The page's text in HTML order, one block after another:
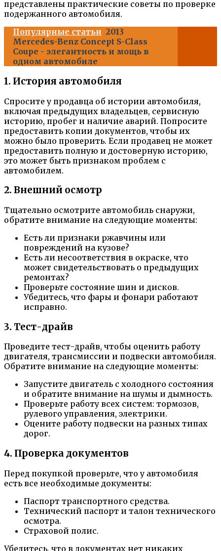
представлены практические советы по проверке
подержанного автомобиля.
Популярные статьи 2013
Mercedes-Benz Concept S-Class
Coupe - элегантность и мощь в
одном автомобиле
1. История автомобиля
Спросите у продавца об истории автомобиля,
включая предыдущих владельцев, сервисную
историю, пробег и наличие аварий. Попросите
предоставить копии документов, чтобы их
можно было проверить. Если продавец не может
предоставить полную и достоверную историю,
это может быть признаком проблем с
автомобилем.
2. Внешний осмотр
Тщательно осмотрите автомобиль снаружи,
обратите внимание на следующие моменты:
Есть ли признаки ржавчины или
повреждений на кузове?
Есть ли несоответствия в окраске, что
может свидетельствовать о предыдущих
ремонтах?
Проверьте состояние шин и дисков.
Убедитесь, что фары и фонари работают
исправно.
3. Тест-драйв
Проведите тест-драйв, чтобы оценить работу
двигателя, трансмиссии и подвески автомобиля.
Обратите внимание на следующие моменты:
Запустите двигатель с холодного состояния
и обратите внимание на шумы и дымность.
Проверьте работу всех систем: тормозов,
рулевого управления, электрики.
Оцените работу подвески на разных типах
дорог.
4. Проверка документов
Перед покупкой проверьте, что у автомобиля
есть все необходимые документы:
Паспорт транспортного средства.
Технический паспорт и талон технического
осмотра.
Страховой полис.
Убедитесь, что в документах нет никаких